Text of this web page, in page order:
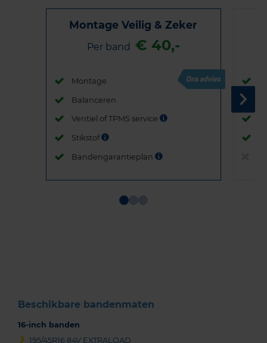
Montage Veilig & Zeker
Per band € 40,-
Montage
Balanceren
Ventiel of TPMS service
Stikstof
Bandengarantieplan
Beschikbare bandenmaten
16-inch banden
195/45R16 84V EXTRALOAD